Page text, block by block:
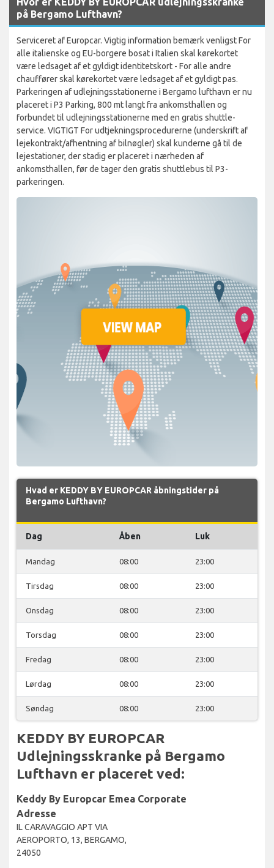
på Bergamo Lufthavn?
Serviceret af Europcar. Vigtig information bemærk venligst For
alle italienske og EU-borgere bosat i Italien skal kørekortet
være ledsaget af et gyldigt identitetskort - For alle andre
chauffører skal kørekortet være ledsaget af et gyldigt pas.
Parkeringen af udlejningsstationerne i Bergamo lufthavn er nu
placeret i P3 Parking, 800 mt langt fra ankomsthallen og
forbundet til udlejningsstationerne med en gratis shuttle-
service. VIGTIGT For udtjekningsprocedurerne (underskrift af
lejekontrakt/afhentning af bilnøgler) skal kunderne gå til de
lejestationer, der stadig er placeret i nærheden af
ankomsthallen, før de tager den gratis shuttlebus til P3-
parkeringen.
Hvad er KEDDY BY EUROPCAR åbningstider på
Bergamo Lufthavn?
Dag Åben Luk
Mandag 08:00 23:00
Tirsdag 08:00 23:00
Onsdag 08:00 23:00
Torsdag 08:00 23:00
Fredag 08:00 23:00
Lørdag 08:00 23:00
Søndag 08:00 23:00
KEDDY BY EUROPCAR
Udlejningsskranke på Bergamo
Lufthavn er placeret ved:
Keddy By Europcar Emea Corporate
Adresse
IL CARAVAGGIO APT VIA
AEROPORTO, 13, BERGAMO,
24050